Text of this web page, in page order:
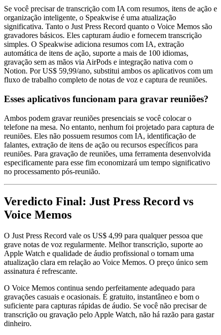
Se você precisar de transcrição com IA com resumos, itens de ação e
organização inteligente, o Speakwise é uma atualização
significativa. Tanto o Just Press Record quanto o Voice Memos são
gravadores básicos. Eles capturam áudio e fornecem transcrição
simples. O Speakwise adiciona resumos com IA, extração
automática de itens de ação, suporte a mais de 100 idiomas,
gravação sem as mãos via AirPods e integração nativa com o
Notion. Por US$ 59,99/ano, substitui ambos os aplicativos com um
fluxo de trabalho completo de notas de voz e captura de reuniões.
Esses aplicativos funcionam para gravar reuniões?
Ambos podem gravar reuniões presenciais se você colocar o
telefone na mesa. No entanto, nenhum foi projetado para captura de
reuniões. Eles não possuem resumos com IA, identificação de
falantes, extração de itens de ação ou recursos específicos para
reuniões. Para gravação de reuniões, uma ferramenta desenvolvida
especificamente para esse fim economizará um tempo significativo
no processamento pós-reunião.
Veredicto Final: Just Press Record vs
Voice Memos
O Just Press Record vale os US$ 4,99 para qualquer pessoa que
grave notas de voz regularmente. Melhor transcrição, suporte ao
Apple Watch e qualidade de áudio profissional o tornam uma
atualização clara em relação ao Voice Memos. O preço único sem
assinatura é refrescante.
O Voice Memos continua sendo perfeitamente adequado para
gravações casuais e ocasionais. É gratuito, instantâneo e bom o
suficiente para capturas rápidas de áudio. Se você não precisar de
transcrição ou gravação pelo Apple Watch, não há razão para gastar
dinheiro.